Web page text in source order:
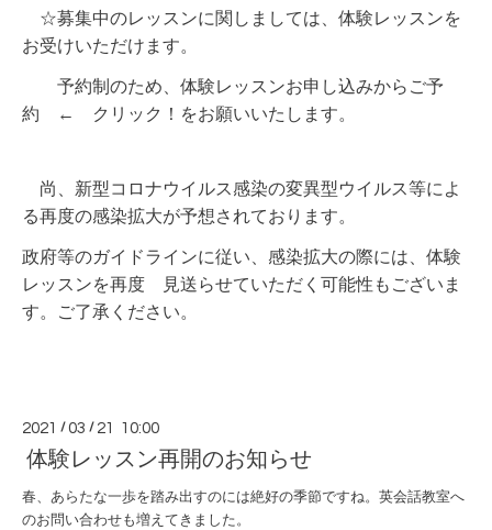
☆募集中のレッスンに関しましては、体験レッスンを
お受けいただけます。
予約制のため、体験レッスンお申し込みから ご予
約 ← クリック！をお願いいたします。
尚、新型コロナウイルス感染の変異型ウイルス等によ
る再度の感染拡大が予想されております。
政府等のガイドラインに従い、感染拡大の際には、体験
レッスンを再度 見送らせていただく可能性もございま
す。ご了承ください。
2021 /03 / 21 10:00
体験レッスン再開のお知らせ
春、あらたな一歩を踏み出すのには絶好の季節ですね。英会話教室へ
のお問い合わせも増えてきました。